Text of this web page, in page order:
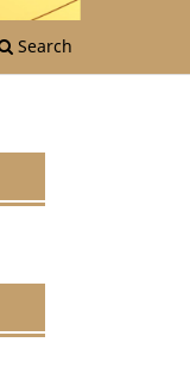
Search